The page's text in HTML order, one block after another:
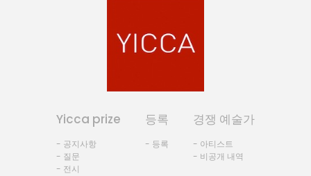
Yicca prize
- 공지사항
- 질문
- 전시
등록
- 등록
경쟁 예술가
- 아티스트
- 비공개 내역